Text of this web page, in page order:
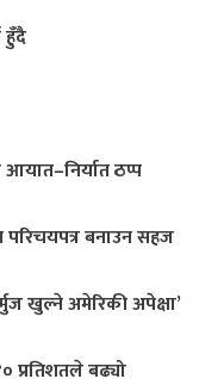
हुँदै
ठप्प
परिचयपत्र बनाउन सहज
खुल्ने अमेरिकी अपेक्षा’
प्रतिशतले बढ्यो